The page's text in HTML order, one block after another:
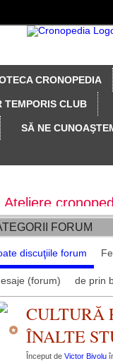
CRONOPEDIA
TEMPORIS CLUB
SĂ NE
Ateliere
Colecţia
fugare
z -
FORUM
discuţiile forum
(forum) de prin
CULTURĂ
ÎNALTE
Început de Victor Bivolu